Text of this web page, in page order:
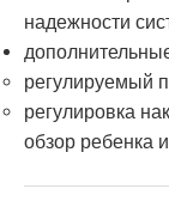
надежности
регулируемый
регулировка
обзор ребенка